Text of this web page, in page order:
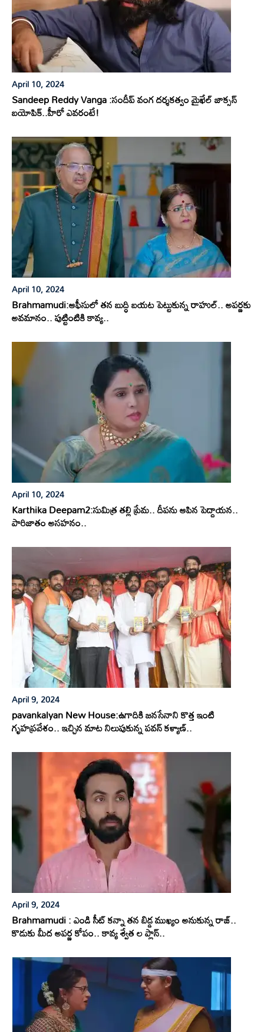
April 10, 2024
Sandeep Reddy Vanga :సందీప్ వంగ దర్శకత్వం మైఖేల్ జాక్సన్
బయోపిక్..హీరో ఎవరంటే!
April 10, 2024
Brahmamudi:ఆఫీసులో తన బుద్ధి బయట పెట్టుకున్న రాహుల్.. అపర్ణకు
అవమానం.. పుట్టింటికి కావ్య..
April 10, 2024
Karthika Deepam2:సుమిత్ర తల్లి ప్రేమ.. దీపను ఆపిన పెద్దాయన..
పారిజాతం అసహనం..
April 9, 2024
pavankalyan New House:ఉగాదికి జనసేనాని కొత్త ఇంటి
గృహప్రవేశం.. ఇచ్చిన మాట నిలుపుకున్న పవన్ కళ్యాణ్..
April 9, 2024
Brahmamudi : ఎండి సీట్ కన్నా తన బిడ్డ ముఖ్యం అనుకున్న రాజ్..
కొడుకు మీద అపర్ణ కోపం.. కావ్య శ్వేత ల ప్లాన్..